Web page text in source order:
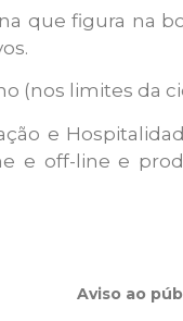
que figura na
(nos limites da
e
e off-line e
Aviso ao